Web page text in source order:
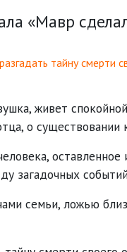
«Мавр
тайну смерти
живет
о
загадочных
семьи, ложью